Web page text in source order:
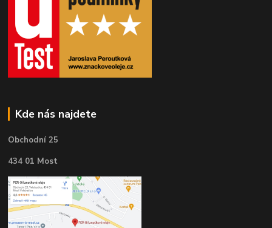
Kde nás najdete
Obchodní 25
434 01 Most